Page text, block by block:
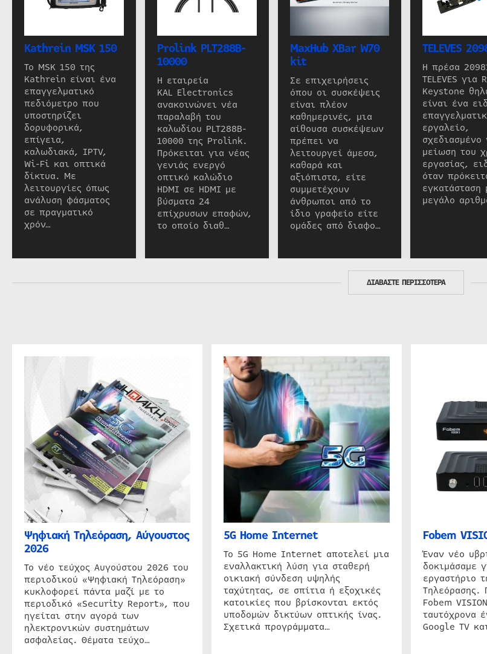
Kathrein MSK 150
Το MSK 150 της
Kathrein είναι ένα
επαγγελματικό
πεδιόμετρο που
υποστηρίζει
δορυφορικά,
επίγεια,
καλωδιακά, IPTV,
Wi-Fi και οπτικά
δίκτυα. Με
λειτουργίες όπως
ανάλυση φάσματος
σε πραγματικό
χρόν…
Prolink PLT288B-
10000
Η εταιρεία
KAL Electronics
ανακοινώνει νέα
παραλαβή του
καλωδίου PLT288B-
10000 της Prolink.
Πρόκειται για νέας
γενιάς ενεργό
οπτικό καλώδιο
HDMI σε HDMI με
βύσματα 24
επίχρυσων επαφών,
το οποίο διαθ…
MaxHub XBar W70
kit
Σε επιχειρήσεις
όπου οι συσκέψεις
είναι πλέον
καθημερινές, μια
αίθουσα συσκέψεων
πρέπει να
λειτουργεί άμεσα,
καθαρά και
αξιόπιστα, είτε
συμμετέχουν
άνθρωποι από το
ίδιο γραφείο είτε
ομάδες από διαφο…
TELEVES
Η πρέσα
TELEVES για
Keystone
είναι ένα
εργαλείο,
σχεδιασμένο
μείωση του
εργασίας,
όταν
εγκατάσταση
μεγάλο
ΔΙΑΒΑΣΤΕ ΠΕΡΙΣΣΟΤΕΡΑ
Ψηφιακή Τηλεόραση, Αύγουστος
2026
Το νέο τεύχος Αυγούστου 2026 του
περιοδικού «Ψηφιακή Τηλεόραση»
κυκλοφορεί πάντα μαζί με το
περιοδικό «Security Report», που
ηγείται στην αγορά των
ηλεκτρονικών συστημάτων
ασφαλείας. Θέματα τεύχο…
5G Home Internet
Το 5G Home Internet αποτελεί μια
εναλλακτική λύση για σταθερή
οικιακή σύνδεση υψηλής
ταχύτητας, σε σπίτια ή εξοχικές
κατοικίες που βρίσκονται εκτός
υποδομών δικτύων οπτικής ίνας.
Σχετικά προγράμματα…
Fobem
Έναν νέο
δοκιμάσαμε
εργαστήριο
Τηλεόρασης.
Fobem
ταυτόχρονα
Google TV